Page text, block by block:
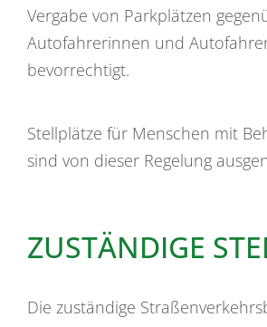
Vergabe von Parkplätzen
Autofahrerinnen und
bevorrechtigt.
Stellplätze für Menschen mit
sind von dieser Regelung
ZUSTÄNDIGE
Die zuständige